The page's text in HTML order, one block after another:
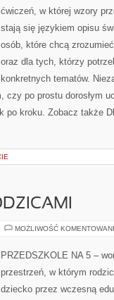
ćwiczeń, w której wzory
stają się językiem opisu
osób, które chcą
oraz dla tych, którzy
konkretnych tematów.
czy po prostu dorosłym
po kroku. Zobacz także
MOŻLIWOŚĆ
PRZEDSZKOLE NA 5 –
przestrzeń, w którym
dziecko przez wczesną